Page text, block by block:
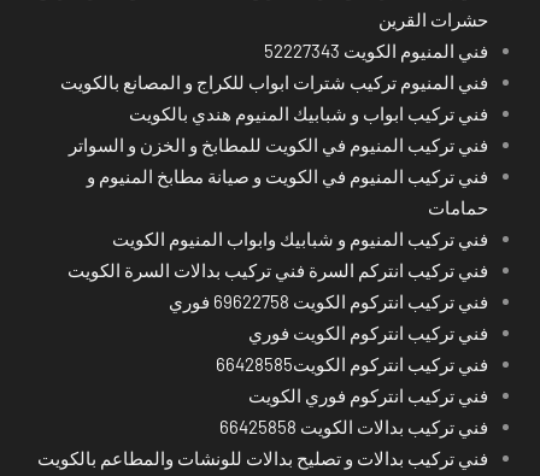
حشرات القرين
فني المنيوم الكويت 52227343
فني المنيوم تركيب شترات ابواب للكراج و المصانع بالكويت
فني تركيب ابواب و شبابيك المنيوم هندي بالكويت
فني تركيب المنيوم في الكويت للمطابخ و الخزن و السواتر
فني تركيب المنيوم في الكويت و صيانة مطابخ المنيوم و
حمامات
فني تركيب المنيوم و شبابيك وابواب المنيوم الكويت
فني تركيب انتركم السرة فني تركيب بدالات السرة الكويت
فني تركيب انتركوم الكويت 69622758 فوري
فني تركيب انتركوم الكويت فوري
فني تركيب انتركوم الكويت66428585
فني تركيب انتركوم فوري الكويت
فني تركيب بدالات الكويت 66425858
فني تركيب بدالات و تصليح بدالات للونشات والمطاعم بالكويت